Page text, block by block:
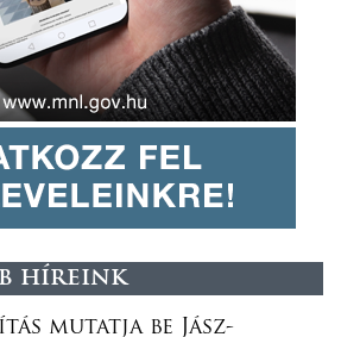
híreink
mutatja be Jász-